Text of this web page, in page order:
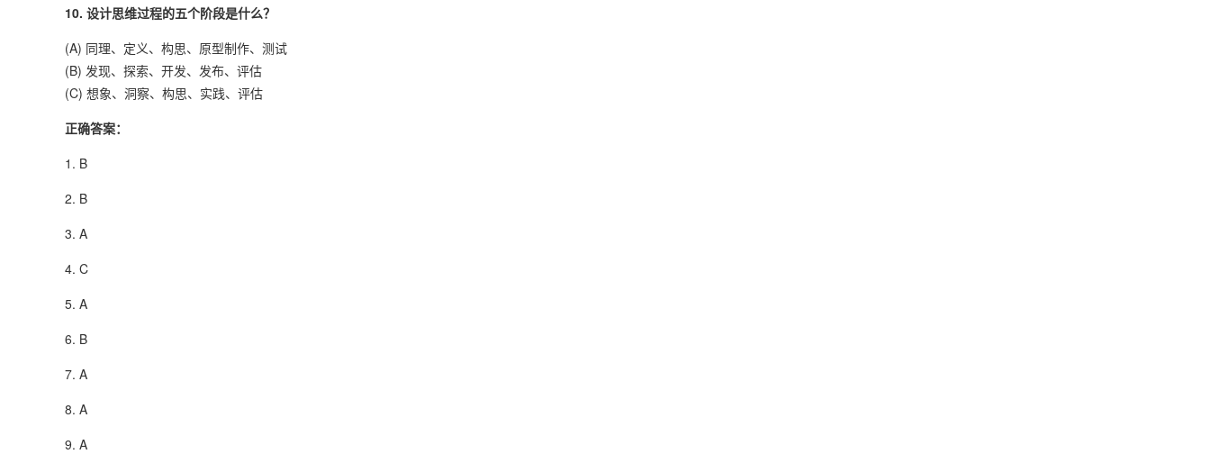
10. 设计思维过程的五个阶段是什么？
(A) 同理、定义、构思、原型制作、测试
(B) 发现、探索、开发、发布、评估
(C) 想象、洞察、构思、实践、评估
正确答案：
1. B
2. B
3. A
4. C
5. A
6. B
7. A
8. A
9. A